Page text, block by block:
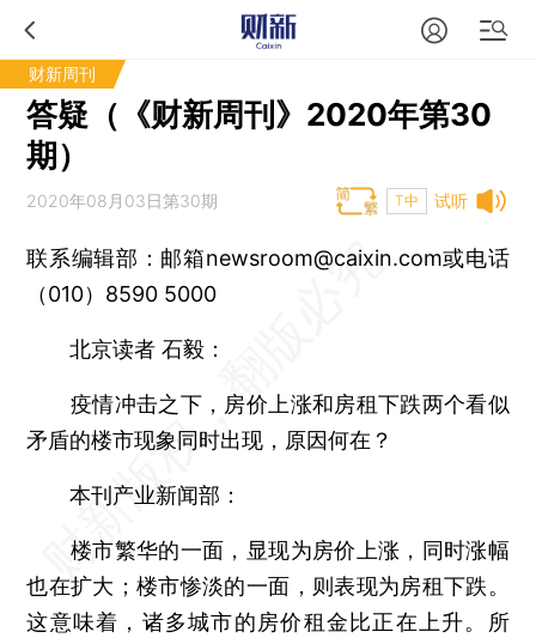
财新周刊
答疑（《财新周刊》2020年第30
期）
试听
2020年08月03日第30期 T中
联系编辑部：邮箱newsroom@caixin.com或电话
（010）8590 5000
北京读者 石毅：
疫情冲击之下，房价上涨和房租下跌两个看似
矛盾的楼市现象同时出现，原因何在？
本刊产业新闻部：
楼市繁华的一面，显现为房价上涨，同时涨幅
也在扩大；楼市惨淡的一面，则表现为房租下跌。
这意味着，诸多城市的房价租金比正在上升。所